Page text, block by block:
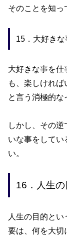
そのことを知っ
15．大好き
大好きな事を仕
も、楽しければ
と言う消極的な
しかし、その
いな事をしてい
い。
16．人生
人生の目的とい
要は、何を大切